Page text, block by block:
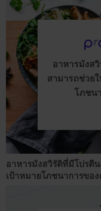
อาหารมังส
สามารถช่วย
โภชน
อาหารมังสวิรัติที่มีโปรตี
เป้าหมายโภชนาการขอ